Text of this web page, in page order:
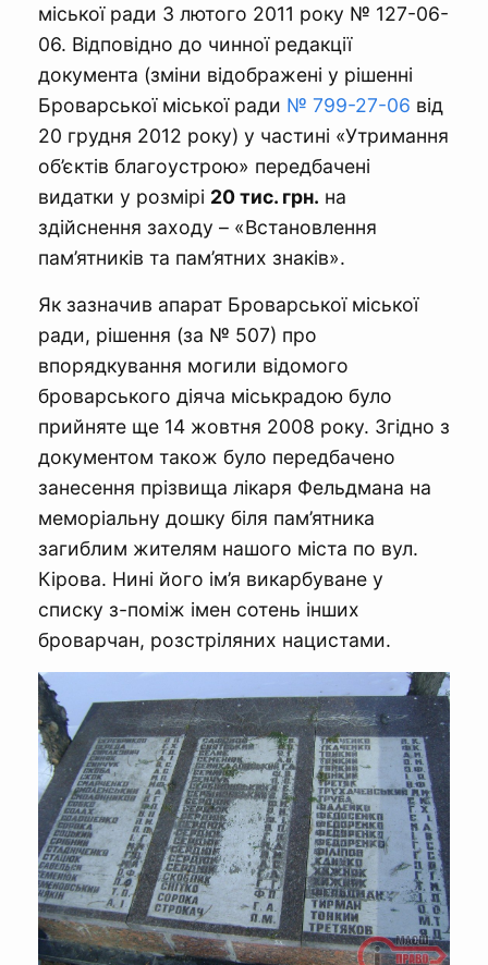
міської ради 3 лютого 2011 року № 127-06-
06. Відповідно до чинної редакції
документа (зміни відображені у рішенні
Броварської міської ради № 799-27-06 від
20 грудня 2012 року) у частині «Утримання
об’єктів благоустрою» передбачені
видатки у розмірі 20 тис. грн. на
здійснення заходу – «Встановлення
пам’ятників та пам’ятних знаків».
Як зазначив апарат Броварської міської
ради, рішення (за № 507) про
впорядкування могили відомого
броварського діяча міськрадою було
прийняте ще 14 жовтня 2008 року. Згідно з
документом також було передбачено
занесення прізвища лікаря Фельдмана на
меморіальну дошку біля пам’ятника
загиблим жителям нашого міста по вул.
Кірова. Нині його ім’я викарбуване у
списку з-поміж імен сотень інших
броварчан, розстріляних нацистами.